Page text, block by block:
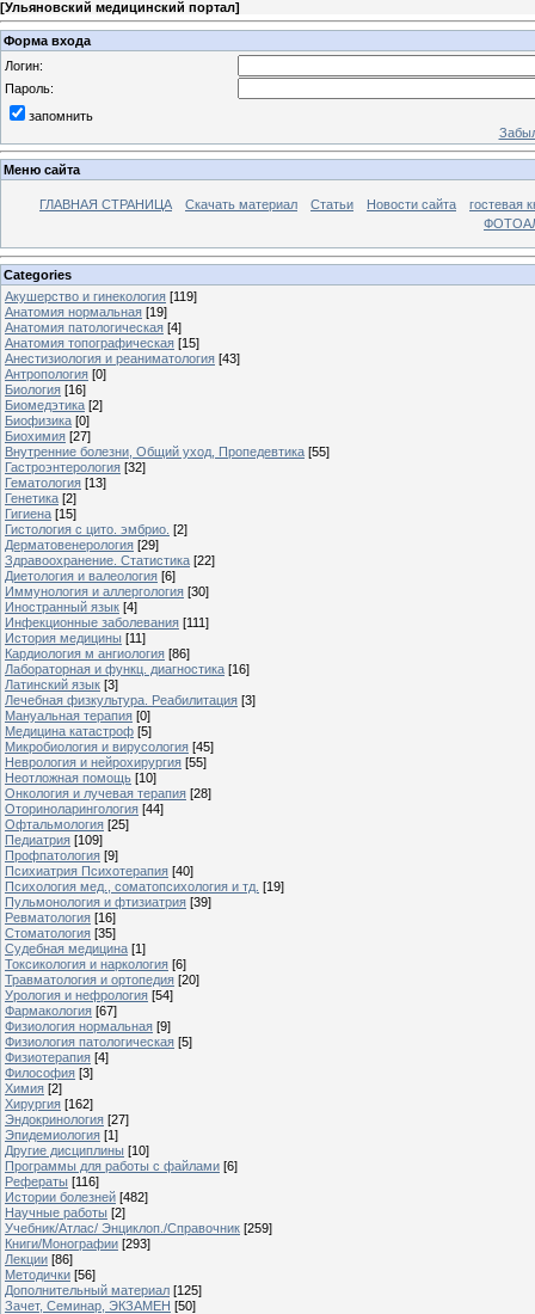
[Ульяновский медицинский портал]
Форма входа
Логин:
Пароль:
запомнить
Меню сайта
ГЛАВНАЯ СТРАНИЦА Скачать материал Статьи Новости сайта
гостевая
Categories
Акушерство и гинекология [119]
Анатомия нормальная [19]
Анатомия патологическая [4]
Анатомия топографическая [15]
Анестизиология и реаниматология [43]
Антропология [0]
Биология [16]
Биомедэтика [2]
Биофизика [0]
Биохимия [27]
Внутренние болезни, Общий уход, Пропедевтика [55]
Гастроэнтерология [32]
Гематология [13]
Генетика [2]
Гигиена [15]
Гистология с цито. эмбрио. [2]
Дерматовенерология [29]
Здравоохранение. Статистика [22]
Диетология и валеология [6]
Иммунология и аллергология [30]
Иностранный язык [4]
Инфекционные заболевания [111]
История медицины [11]
Кардиология м ангиология [86]
Лабораторная и функц. диагностика [16]
Латинский язык [3]
Лечебная физкультура. Реабилитация [3]
Мануальная терапия [0]
Медицина катастроф [5]
Микробиология и вирусология [45]
Неврология и нейрохирургия [55]
Неотложная помощь [10]
Онкология и лучевая терапия [28]
Оториноларингология [44]
Офтальмология [25]
Педиатрия [109]
Профпатология [9]
Психиатрия Психотерапия [40]
Психология мед., соматопсихология и тд. [19]
Пульмонология и фтизиатрия [39]
Ревматология [16]
Стоматология [35]
Судебная медицина [1]
Токсикология и наркология [6]
Травматология и ортопедия [20]
Урология и нефрология [54]
Фармакология [67]
Физиология нормальная [9]
Физиология патологическая [5]
Физиотерапия [4]
Философия [3]
Химия [2]
Хирургия [162]
Эндокринология [27]
Эпидемиология [1]
Другие дисциплины [10]
Программы для работы с файлами [6]
Рефераты [116]
Истории болезней [482]
Научные работы [2]
Учебник/Атлас/ Энциклоп./Справочник [259]
Книги/Монографии [293]
Лекции [86]
Методички [56]
Дополнительный материал [125]
Зачет, Семинар, ЭКЗАМЕН [50]